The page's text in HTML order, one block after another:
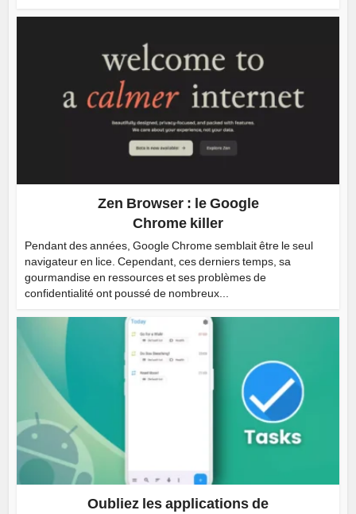
Zen Browser : le Google
Chrome killer
Pendant des années, Google Chrome semblait être le seul
navigateur en lice. Cependant, ces derniers temps, sa
gourmandise en ressources et ses problèmes de
confidentialité ont poussé de nombreux...
Oubliez les applications de